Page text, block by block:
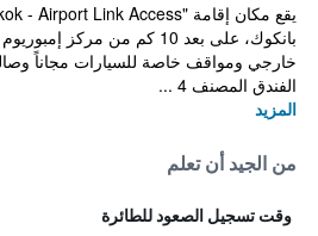
بانكوك، على بعد 10 كم من
خارجي ومواقف خاصة للسيارات مجاناً
الفندق المصنف 4 ...
المزيد
من الجيد أن تعلم
وقت تسجيل الصعود للطائرة